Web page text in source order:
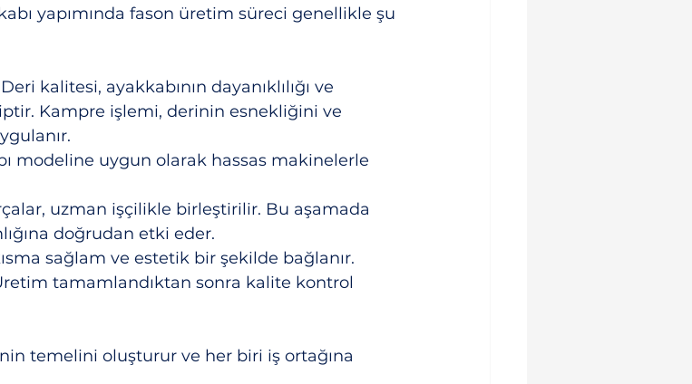
yapımında fason üretim süreci genellikle şu
Deri kalitesi, ayakkabının dayanıklılığı ve
Kampre işlemi, derinin esnekliğini ve
modeline uygun olarak hassas makinelerle
uzman işçilikle birleştirilir. Bu aşamada
doğrudan etki eder.
sağlam ve estetik bir şekilde bağlanır.
tamamlandıktan sonra kalite kontrol
temelini oluşturur ve her biri iş ortağına